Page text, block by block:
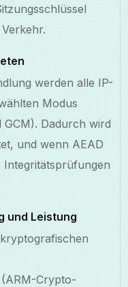
werden alle IP-
Modus
Dadurch wird
und wenn AEAD
und Leistung
Crypto-